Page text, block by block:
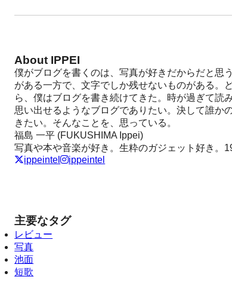
About IPPEI
僕がブログを書くのは、写真が好きだからだと思
がある一方で、文字でしか残せないものがある。
ら、僕はブログを書き続けてきた。時が過ぎて読
思い出せるようなブログでありたい。決して誰か
きたい。そんなことを、思っている。
福島 一平 (FUKUSHIMA Ippei)
写真や本や音楽が好き。生粋のガジェット好き。
ippeintel
ippeintel
主要なタグ
レビュー
写真
池面
短歌